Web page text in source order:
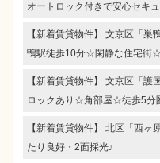
オートロック付きで安心セキ
【新着賃貸物件】 文京区「
鴨駅徒歩10分☆閑静な住宅街
【新着賃貸物件】 文京区「
ロックあり☆角部屋☆徒歩5分
【新着賃貸物件】 北区「西
たり良好・2面採光♪